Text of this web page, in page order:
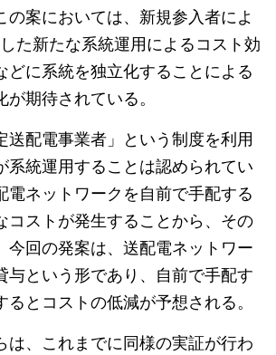
の案においては、新規参入者によ
た新たな系統運用によるコスト効
どに系統を独立化することによる
期待されている。
送配電事業者」という制度を利用
系統運用することは認められてい
電ネットワークを自前で手配する
コストが発生することから、その
今回の発案は、送配電ネットワー
与という形であり、自前で手配す
るとコストの低減が予想される。
は、これまでに同様の実証が行わ